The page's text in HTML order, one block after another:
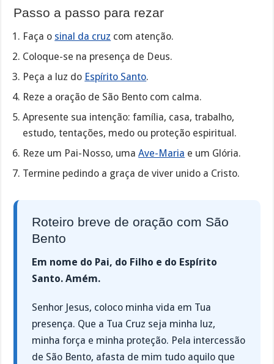
Passo a passo para rezar
Faça o sinal da cruz com atenção.
Coloque-se na presença de Deus.
Peça a luz do Espírito Santo.
Reze a oração de São Bento com calma.
Apresente sua intenção: família, casa, trabalho,
estudo, tentações, medo ou proteção espiritual.
Reze um Pai-Nosso, umaAve-Maria e um Glória.
Termine pedindo a graça de viver unido a Cristo.
Roteiro breve de oração com São
Bento
Em nome do Pai, do Filho e do Espírito
Santo. Amém.
Senhor Jesus, coloco minha vida em Tua
presença. Que a Tua Cruz seja minha luz,
minha força e minha proteção. Pela intercessão
de São Bento, afasta de mim tudo aquilo que